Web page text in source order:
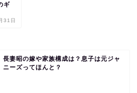
ギ
31日
長妻昭の嫁や家族構成は？息子は元ジャ
ニーズってほんと？